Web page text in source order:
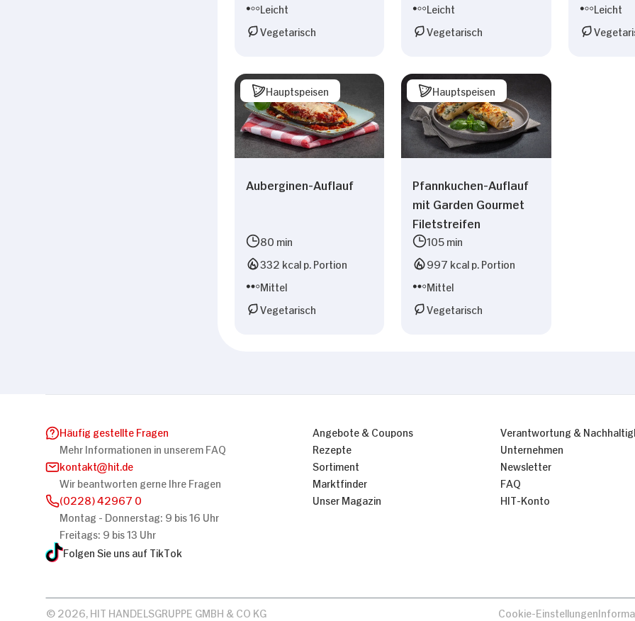
Leicht
Vegetarisch
Leicht
Vegetarisch
Leicht
Hauptspeisen
Auberginen-Auflauf
80 min
332 kcal p. Portion
Mittel
Vegetarisch
Hauptspeisen
Pfannkuchen-Auflauf
mit Garden Gourmet
Filetstreifen
105 min
997 kcal p. Portion
Mittel
Vegetarisch
Häufig gestellte Fragen
Mehr Informationen in unserem FAQ
kontakt
hit.de
Wir beantworten gerne Ihre Fragen
(0228) 42967 0
Montag - Donnerstag: 9 bis 16 Uhr
Freitags: 9 bis 13 Uhr
Folgen Sie uns auf TikTok
Angebote & Coupons
Rezepte
Sortiment
Marktfinder
Unser Magazin
Verantwortung &
Unternehmen
Newsletter
FAQ
HIT-Konto
Cookie-Einstellungen
© 2026, HIT HANDELSGRUPPE GMBH & CO KG